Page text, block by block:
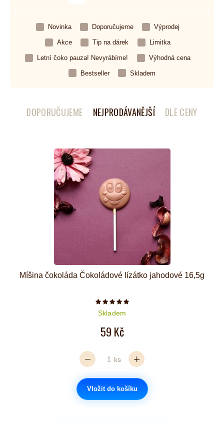
Novinka Doporučujeme Výprodej
Akce Tip na dárek Limitka
Letní čoko pauza! Nevyrábíme! Výhodná cena
Bestseller Skladem
DOPORUČUJEME NEJPRODÁVANĚJŠÍ DLE CENY
Míšina čokoláda Čokoládové lízátko jahodové 16,5g
Počet hvězdiček je 5 z 5
Skladem
59 Kč
ks
Vložit do košíku